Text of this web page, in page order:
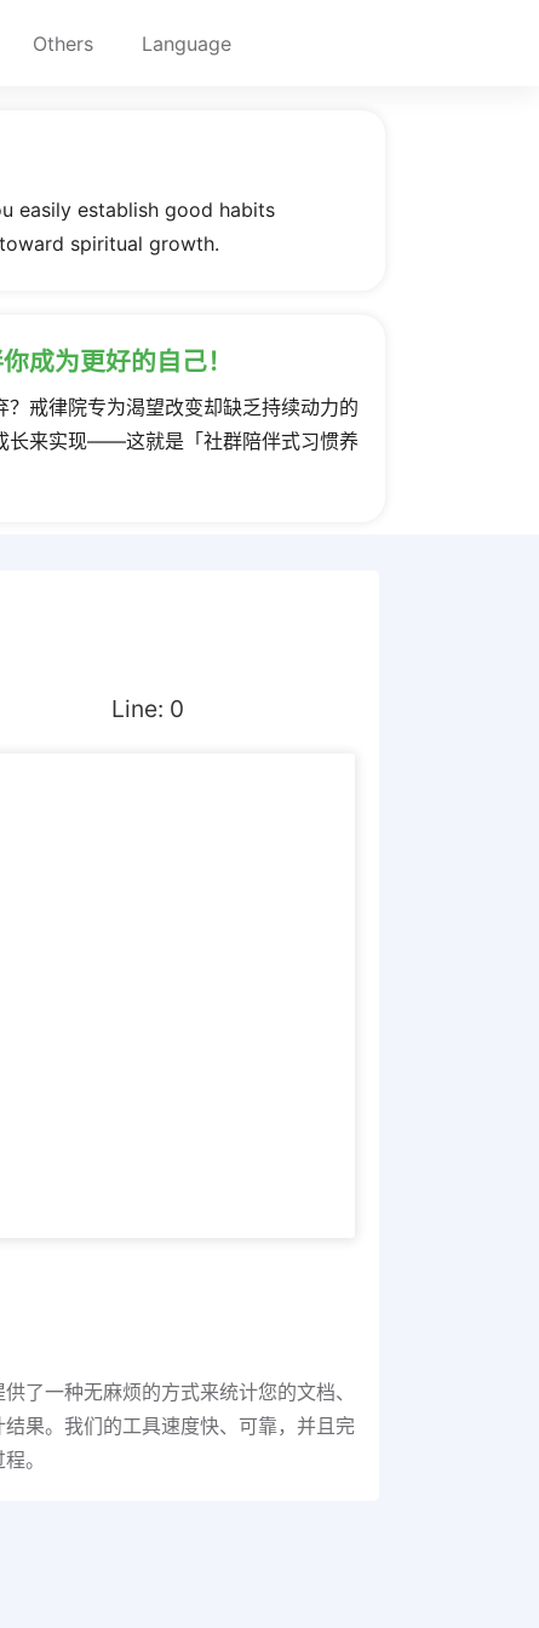
Others Language
easily establish good habits
spiritual growth.
成为更好的自己！
戒律院专为渴望改变却缺乏持续动力的
长来实现——这就是「社群陪伴式习惯养
Line: 0
了一种无麻烦的方式来统计您的文档、
果。我们的工具速度快、可靠，并且完
。